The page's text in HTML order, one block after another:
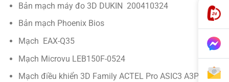
Bản mạch máy đo 3D DUKIN 200410324
Bản mạch Phoenix Bios
Mạch EAX-Q35
Mạch Microvu LEB150F-0524
Mạch điều khiển 3D Family ACTEL Pro ASIC3 A3P250